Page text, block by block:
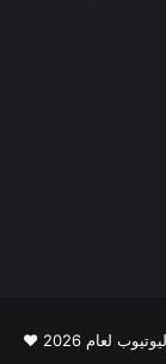
لعام 2026 ♥